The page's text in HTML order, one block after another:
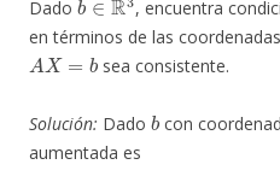
Dado
, encuentra
en términos de las
AX=b
sea consistente.
Solución: Dado
b
con
aumentada es